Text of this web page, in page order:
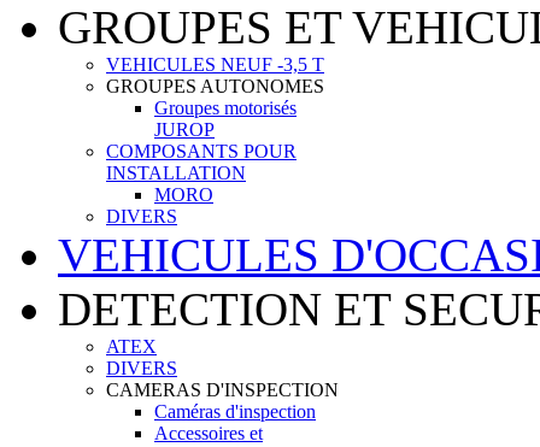
GROUPES ET
VEHICULES NEUF -3,5 T
GROUPES AUTONOMES
Groupes motorisés
JUROP
COMPOSANTS POUR
INSTALLATION
MORO
DIVERS
VEHICULES
DETECTION ET
ATEX
DIVERS
CAMERAS D'INSPECTION
Caméras d'inspection
Accessoires et